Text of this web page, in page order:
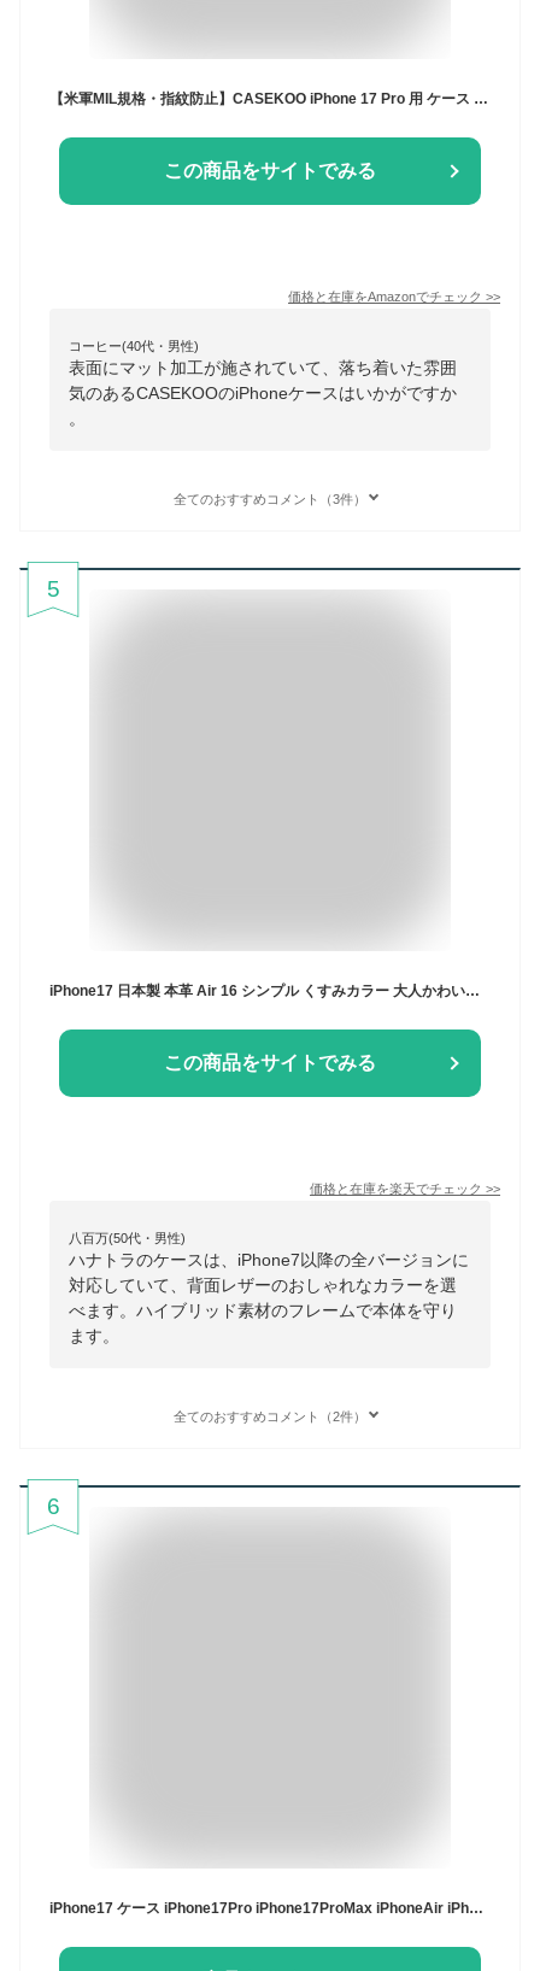
【米軍MIL規格・指紋防止】CASEKOO iPhone 17 Pro 用 ケース 耐衝撃 滑り止め 指紋防止 米軍MIL規格 マット仕上げ ストラップホール付き 黄変防止 耐久性 カバー ワイヤレス充電対応 いphone17pro 用ケース 6.3 インチ(マットブラック)
この商品をサイトでみる
価格と在庫をAmazonでチェック >>
コーヒー(40代・男性)
表面にマット加工が施されていて、落ち着いた雰囲
気のあるCASEKOOのiPhoneケースはいかがですか
。
全てのおすすめコメント（3件）
5
iPhone17 日本製 本革 Air 16 シンプル くすみカラー 大人かわいい iPhone15 iPhone14 iPhone13 iphone12 mini pro Max plus カバー iPhoneSE SE3 第3世代 第2世代 おしゃれ レディース メンズ アイフォン ブランド 人気 おしゃれ HANATORA ハナトラ プレゼント
この商品をサイトでみる
価格と在庫を楽天でチェック >>
八百万(50代・男性)
ハナトラのケースは、iPhone7以降の全バージョンに
対応していて、背面レザーのおしゃれなカラーを選
べます。ハイブリッド素材のフレームで本体を守り
ます。
全てのおすすめコメント（2件）
6
iPhone17 ケース iPhone17Pro iPhone17ProMax iPhoneAir iPhone16e ケース 手帳型 ニューバランス 「スタンプロゴ手帳」new balance スエード調 ブランド スマホケース 耐衝撃 アイフォン16e カード収納 スタンド スポーツ ブランド おしゃれ かわいい iphoneケース